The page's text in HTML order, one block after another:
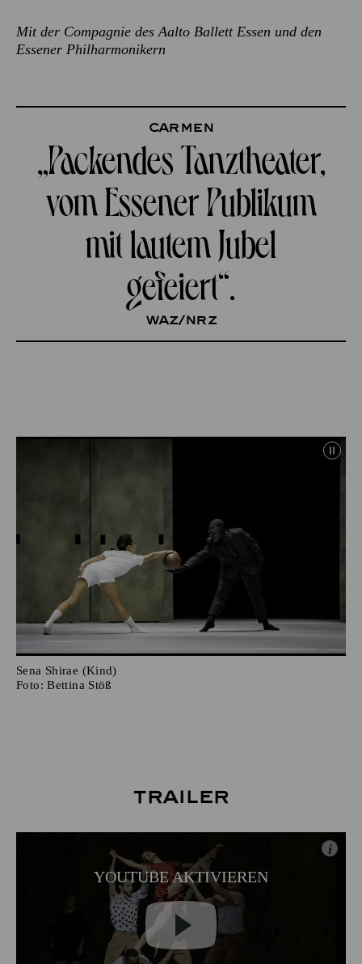
Mit der Compagnie des Aalto Ballett Essen und den
Essener Philharmonikern
Carmen
„Packendes Tanz­theater,
vom Essener Publikum
mit lautem Jubel
gefeiert“.
WAZ/NRZ
Sena Shirae (Kind)
Foto: Bettina Stöß
Trailer
YOUTUBE AKTIVIEREN
i